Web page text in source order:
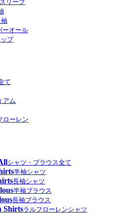
リーブ
ーオール
プ
て
アム
ローレン
シャツ・ブラウス全て
半袖シャツ
長袖シャツ
半袖ブラウス
長袖ブラウス
Shirtsラルフローレンシャツ